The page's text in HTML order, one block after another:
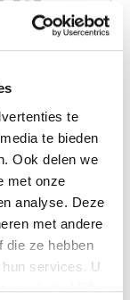
te
te bieden
Ook delen we
met onze
analyse. Deze
met andere
die ze hebben
services. U